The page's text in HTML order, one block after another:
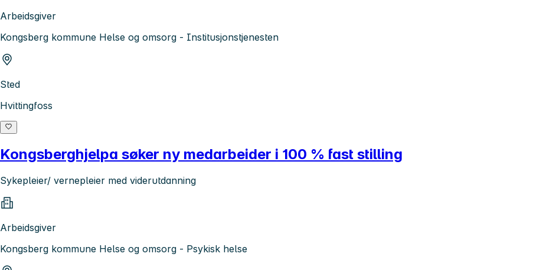
Arbeidsgiver
Kongsberg kommune Helse og omsorg - Institusjonstjenesten
Sted
Hvittingfoss
Kongsberghjelpa søker ny medarbeider i 100 % fast stilling
Sykepleier/ vernepleier med viderutdanning
Arbeidsgiver
Kongsberg kommune Helse og omsorg - Psykisk helse